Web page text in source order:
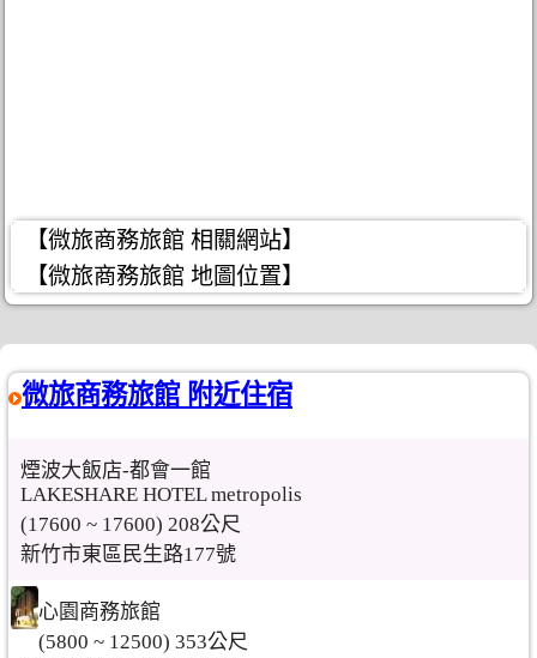
【微旅商務旅館 相關網站】
【微旅商務旅館 地圖位置】
微旅商務旅館 附近住宿
煙波大飯店-都會一館
LAKESHARE HOTEL metropolis
(17600 ~ 17600) 208公尺
新竹市東區民生路177號
心園商務旅館
(5800 ~ 12500) 353公尺